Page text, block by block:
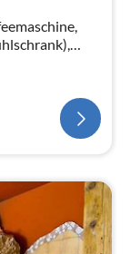
TV(Kabel)